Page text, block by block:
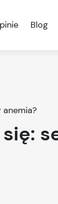
Blog
anemia?